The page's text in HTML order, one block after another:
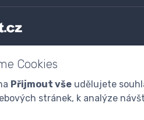
Cookies
Přijmout vše udělujete
stránek, k analýze